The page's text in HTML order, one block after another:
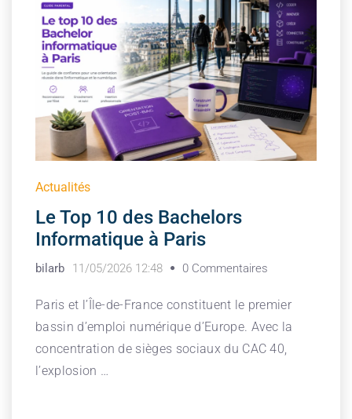
Actualités
Le Top 10 des Bachelors
Informatique à Paris
bilarb 11/05/2026 12:48 0 Commentaires
Paris et l’Île-de-France constituent le premier
bassin d’emploi numérique d’Europe. Avec la
concentration de sièges sociaux du CAC 40,
l’explosion …